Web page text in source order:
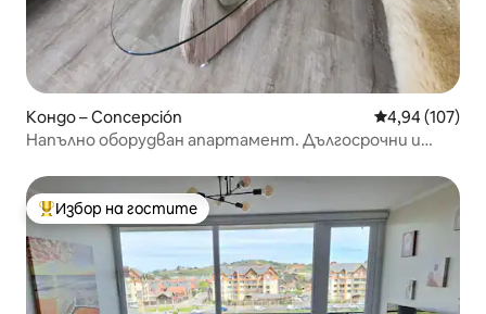
Кондо – Concepción Средна
4,94 (107)
Напълно оборудван апартамент. Дългосрочни и
Най-популярен избор на гостите
Избор на гостите